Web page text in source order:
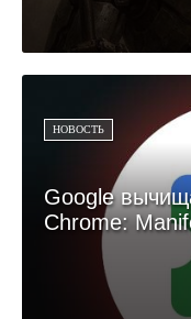
НОВОСТЬ
Google
Chrome: